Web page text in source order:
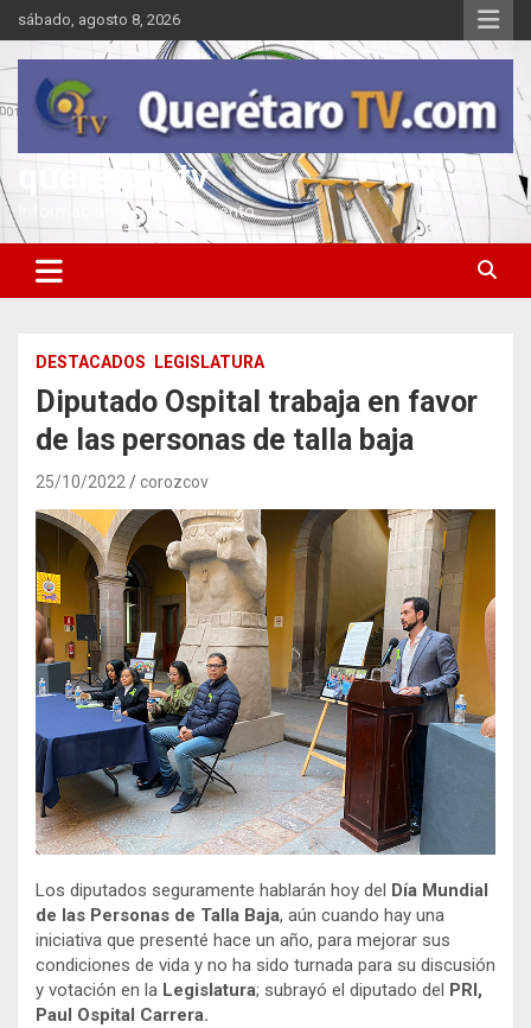
Saltar
al
contenido
sábado, agosto 8, 2026
queretarotv
Información y entretenimiento
DESTACADOS LEGISLATURA
Diputado Ospital trabaja en favor
de las personas de talla baja
25/10/2022 corozcov
Los diputados seguramente hablarán hoy del Día Mundial
de las Personas de Talla Baja, aún cuando hay una
iniciativa que presenté hace un año, para mejorar sus
condiciones de vida y no ha sido turnada para su discusión
y votación en la Legislatura; subrayó el diputado del PRI,
Paul Ospital Carrera.